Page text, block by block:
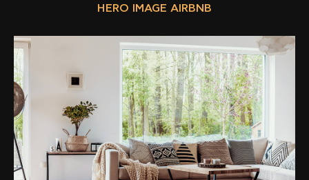
HERO IMAGE AIRBNB